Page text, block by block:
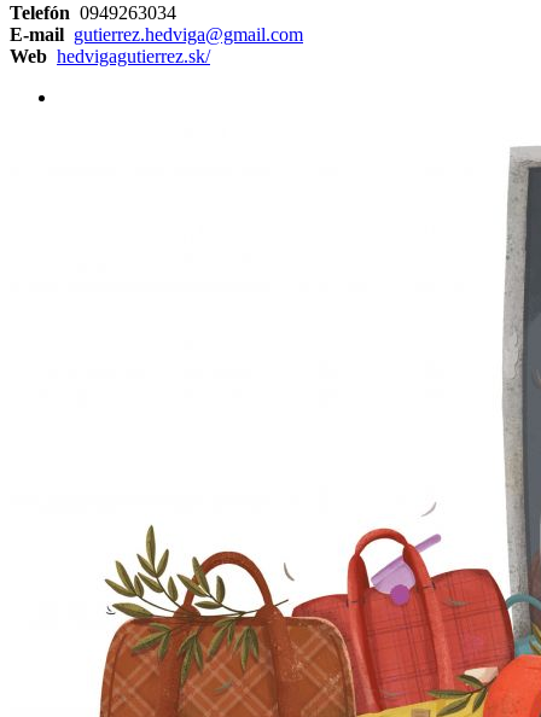
Telefón 0949263034
E-mail gutierrez.hedviga@gmail.com
Web hedvigagutierrez.sk/